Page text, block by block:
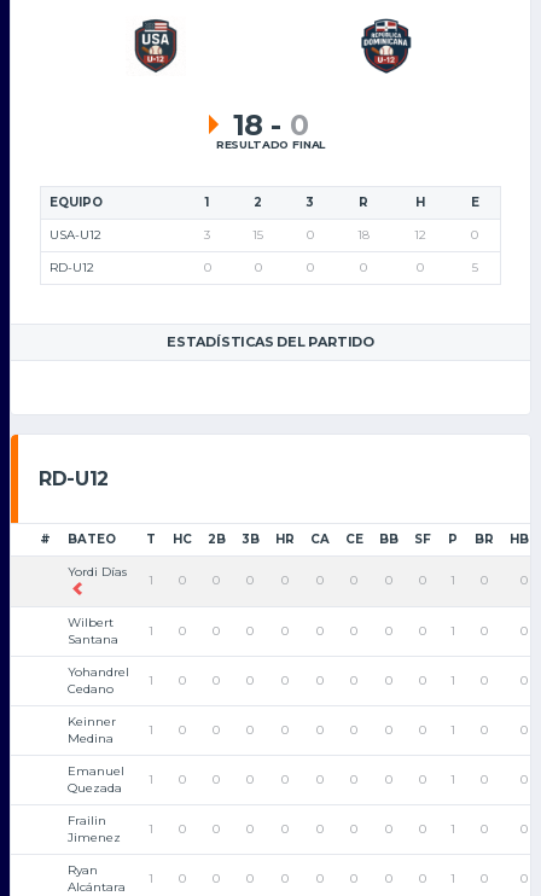
18 - 0
RESULTADO FINAL
EQUIPO 1 2 3 R H E
USA-U12 3 15 0 18 12 0
RD-U12 0 0 0 0 0 5
ESTADÍSTICAS DEL PARTIDO
RD-U12
# BATEO T HC 2B 3B HR CA CE BB SF P BR HBP
Yordi Días
1 0 0 0 0 0 0 0 0 1 0 0
Wilbert
Santana
1 0 0 0 0 0 0 0 0 1 0 0
Yohandrel
Cedano
1 0 0 0 0 0 0 0 0 1 0 0
Keinner
Medina
1 0 0 0 0 0 0 0 0 1 0 0
Emanuel
Quezada
1 0 0 0 0 0 0 0 0 1 0 0
Frailin
Jimenez
1 0 0 0 0 0 0 0 0 1 0 0
Ryan
Alcántara
1 0 0 0 0 0 0 0 0 1 0 0